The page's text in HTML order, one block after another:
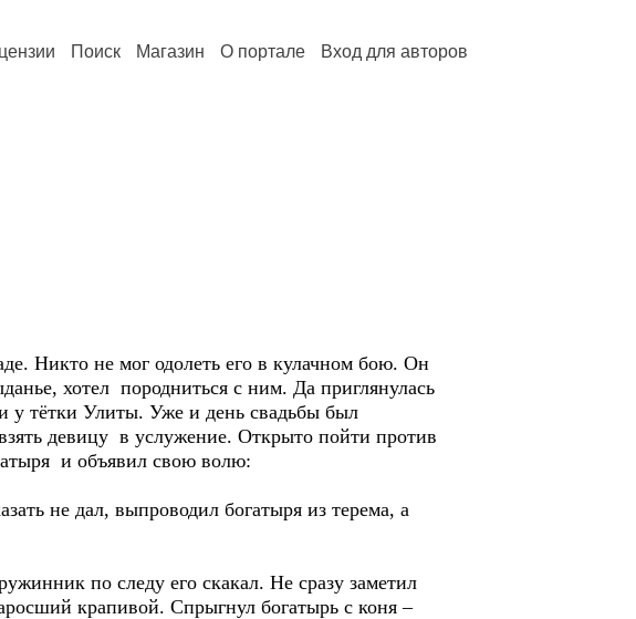
Поиск Магазин О портале Вход для авторов
Никто не мог одолеть его в кулачном бою. Он
хотел породниться с ним. Да приглянулась
у тётки Улиты. Уже и день свадьбы был
девицу в услужение. Открыто пойти против
и объявил свою волю:
не дал, выпроводил богатыря из терема, а
по следу его скакал. Не сразу заметил
крапивой. Спрыгнул богатырь с коня –